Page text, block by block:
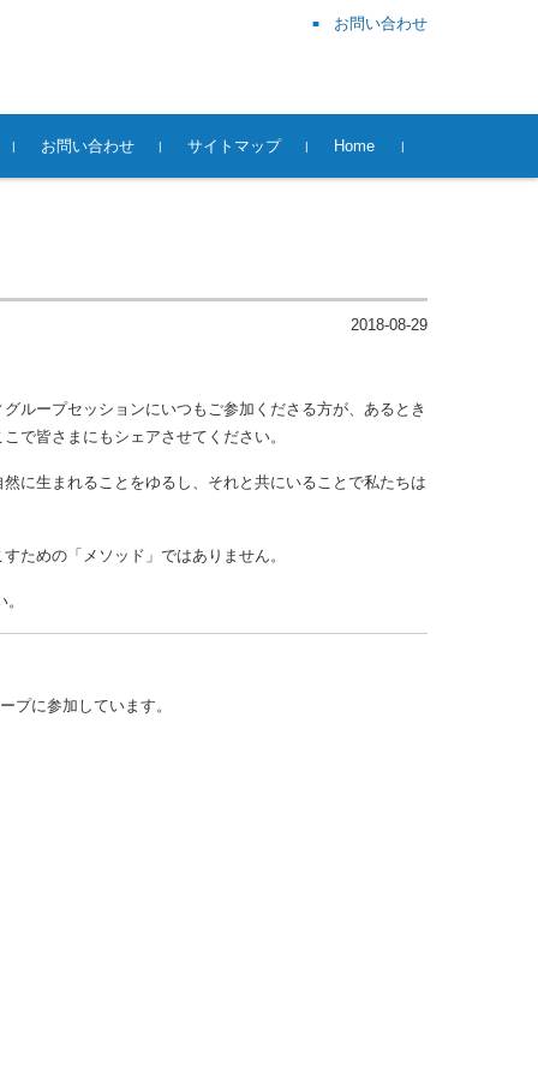
お問い合わせ
お問い合わせ サイトマップ Home
2018-08-29
ループセッションにいつもご参加くださる方が、あるとき
で皆さまにもシェアさせてください。
に生まれることをゆるし、それと共にいることで私たちは
ための「メソッド」ではありません。
プに参加しています。